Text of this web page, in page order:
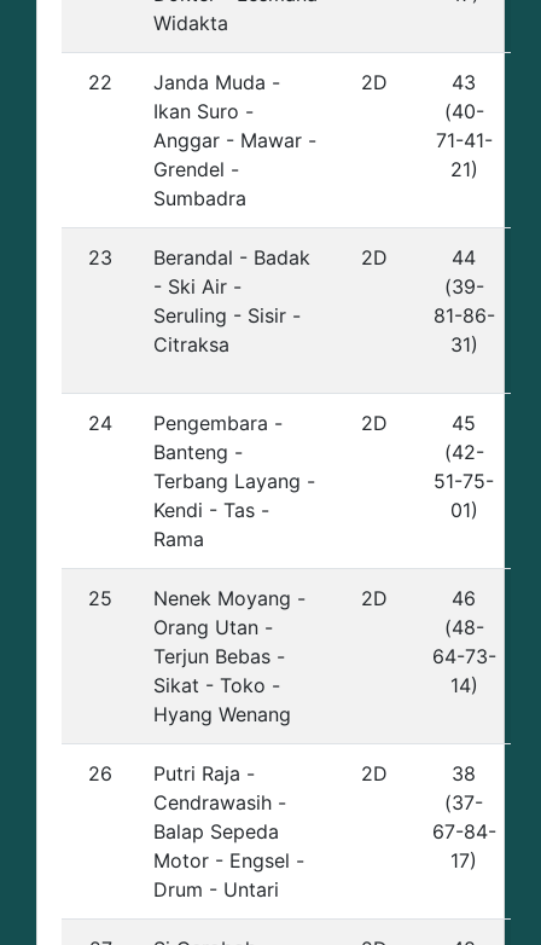
Widakta
22
Janda Muda -
Ikan Suro -
Anggar - Mawar -
Grendel -
Sumbadra
2D
43
(40-
71-41-
21)
23
Berandal - Badak
- Ski Air -
Seruling - Sisir -
Citraksa
2D
44
(39-
81-86-
31)
24
Pengembara -
Banteng -
Terbang Layang -
Kendi - Tas -
Rama
2D
45
(42-
51-75-
01)
25
Nenek Moyang -
Orang Utan -
Terjun Bebas -
Sikat - Toko -
Hyang Wenang
2D
46
(48-
64-73-
14)
26
Putri Raja -
Cendrawasih -
Balap Sepeda
Motor - Engsel -
Drum - Untari
2D
38
(37-
67-84-
17)